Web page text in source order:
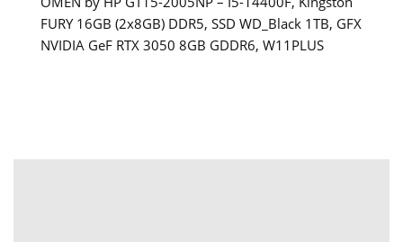
FURY 16GB (2x8GB) DDR5, SSD WD_Black 1TB, GFX
NVIDIA GeF RTX 3050 8GB GDDR6, W11PLUS